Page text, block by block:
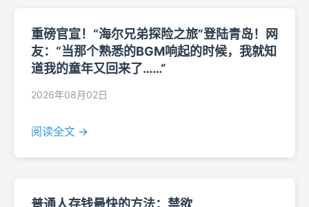
重磅官宣！“海尔兄弟探险之旅”登陆青岛！网
友：“当那个熟悉的BGM响起的时候，我就知
道我的童年又回来了……”
2026年08月02日
阅读全文 →
普通人存钱最快的方法：禁欲